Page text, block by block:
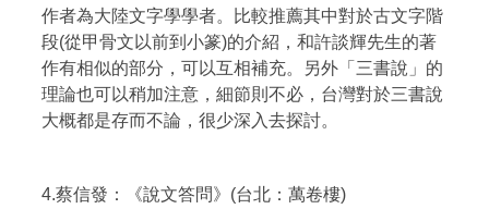
作者為大陸文字學學者。比較推薦其中對於古文字階
段(從甲骨文以前到小篆)的介紹，和許談輝先生的著
作有相似的部分，可以互相補充。另外「三書說」的
理論也可以稍加注意，細節則不必，台灣對於三書說
大概都是存而不論，很少深入去探討。
4.蔡信發：《說文答問》(台北：萬卷樓)